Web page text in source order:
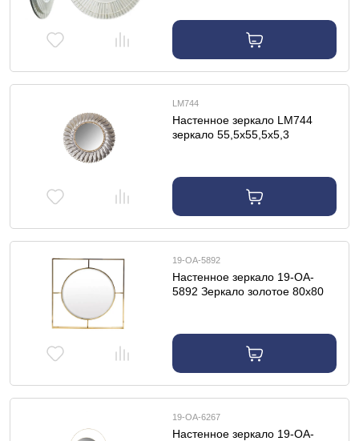
LM744
Настенное зеркало LM744
зеркало 55,5х55,5х5,3
19-OA-5892
Настенное зеркало 19-OA-
5892 Зеркало золотое 80х80
19-OA-6267
Настенное зеркало 19-OA-